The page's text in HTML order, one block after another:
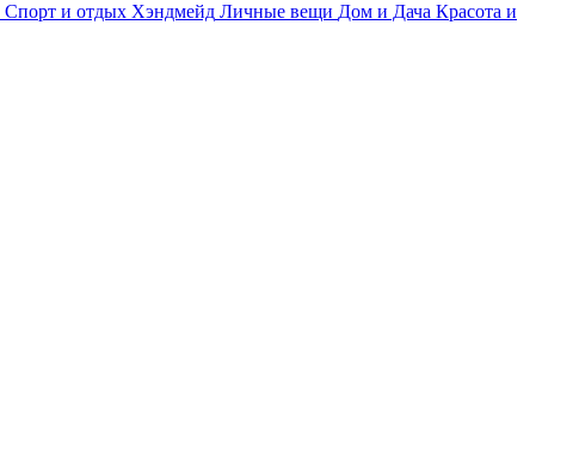
Спорт и отдых Хэндмейд Личные вещи Дом и Дача Красота и